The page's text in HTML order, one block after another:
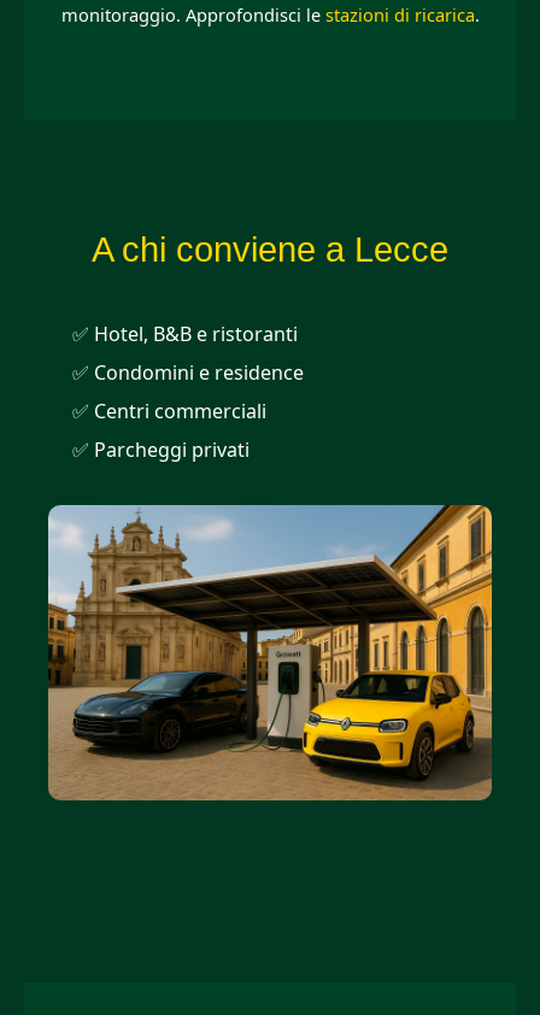
monitoraggio. Approfondisci le stazioni di ricarica.
A chi conviene a Lecce
✅ Hotel, B&B e ristoranti
✅ Condomini e residence
✅ Centri commerciali
✅ Parcheggi privati